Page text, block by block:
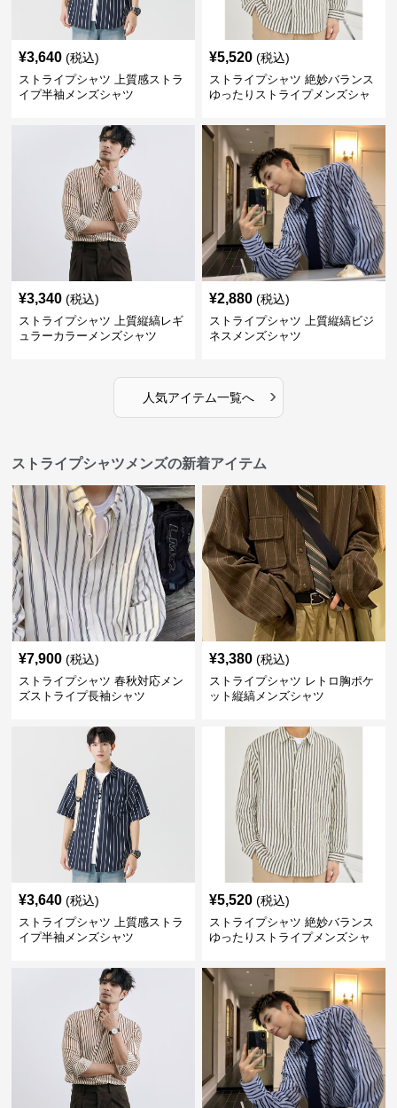
¥3,640 (税込)
ストライプシャツ 上質感ストラ
イプ半袖メンズシャツ
¥5,520 (税込)
ストライプシャツ 絶妙バランス
ゆったりストライプメンズシャ
¥3,340 (税込)
ストライプシャツ 上質縦縞レギ
ュラーカラーメンズシャツ
¥2,880 (税込)
ストライプシャツ 上質縦縞ビジ
ネスメンズシャツ
人気アイテム一覧へ ›
ストライプシャツメンズの新着アイテム
¥7,900 (税込)
ストライプシャツ 春秋対応メン
ズストライプ長袖シャツ
¥3,380 (税込)
ストライプシャツ レトロ胸ポケ
ット縦縞メンズシャツ
¥3,640 (税込)
ストライプシャツ 上質感ストラ
イプ半袖メンズシャツ
¥5,520 (税込)
ストライプシャツ 絶妙バランス
ゆったりストライプメンズシャ